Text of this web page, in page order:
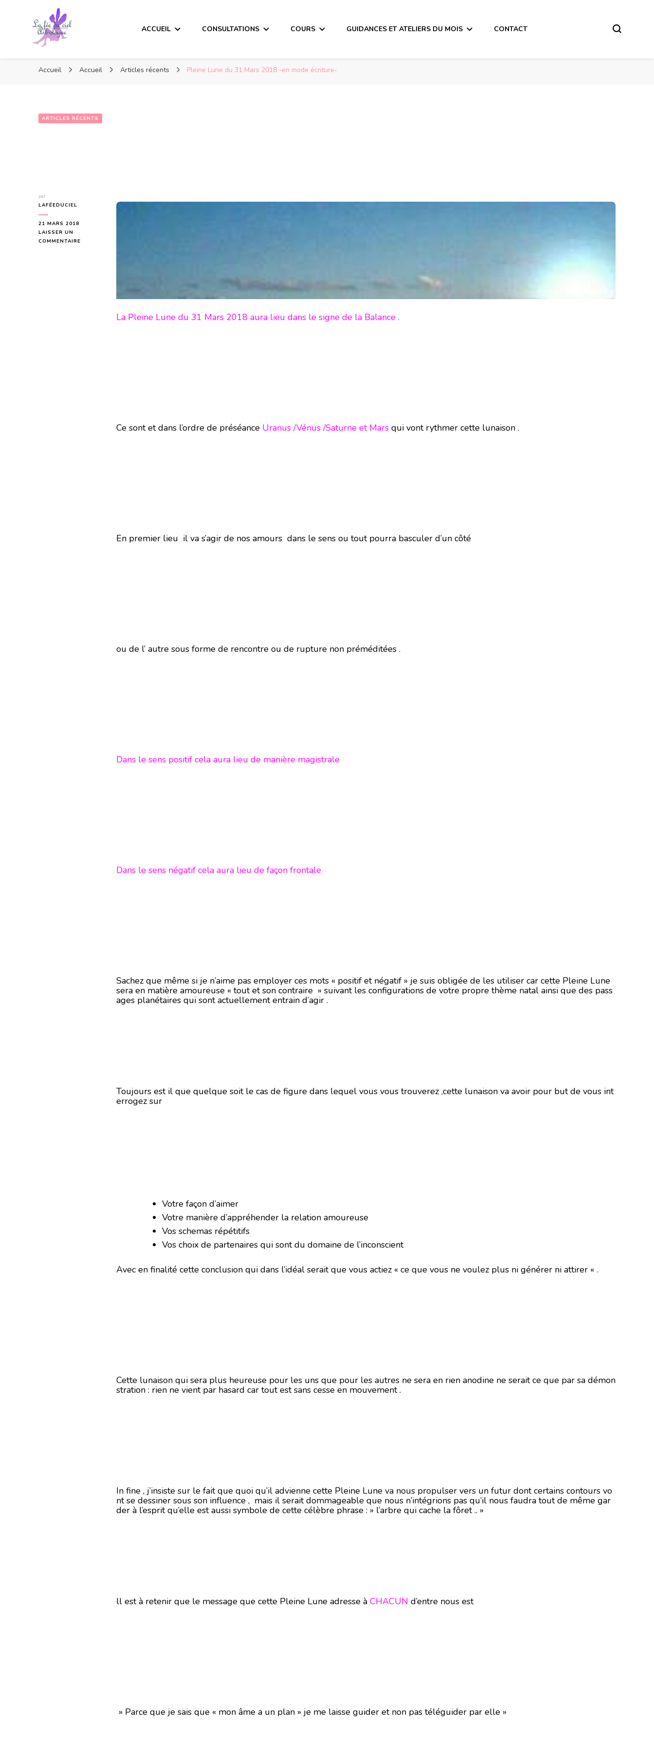
ACCUEIL CONSULTATIONS COURS GUIDANCES ET ATELIERS DU MOIS CONTACT
Accueil Accueil Articles récents Pleine Lune du 31 Mars 2018 -en mode écriture-
ARTICLES RÉCENTS
par
LAFÉEDUCIEL
21 MARS 2018
LAISSER UN
COMMENTAIRE
La Pleine Lune du 31 Mars 2018 aura lieu dans le signe de la Balance .
Ce sont et dans l’ordre de préséance Uranus /Vénus /Saturne et Mars qui vont rythmer cette lunaison .
En premier lieu il va s’agir de nos amours dans le sens ou tout pourra basculer d’un côté
ou de l’ autre sous forme de rencontre ou de rupture non préméditées .
Dans le sens positif cela aura lieu de manière magistrale
Dans le sens négatif cela aura lieu de façon frontale
Sachez que même si je n’aime pas employer ces mots « positif et négatif » je suis obligée de les utiliser car cette Pleine Lune
sera en matière amoureuse « tout et son contraire » suivant les configurations de votre propre thème natal ainsi que des pass
ages planétaires qui sont actuellement entrain d’agir .
Toujours est il que quelque soit le cas de figure dans lequel vous vous trouverez ,cette lunaison va avoir pour but de vous int
errogez sur
Votre façon d’aimer
Votre manière d’appréhender la relation amoureuse
Vos schemas répétitifs
Vos choix de partenaires qui sont du domaine de l’inconscient
Avec en finalité cette conclusion qui dans l’idéal serait que vous actiez « ce que vous ne voulez plus ni générer ni attirer « .
Cette lunaison qui sera plus heureuse pour les uns que pour les autres ne sera en rien anodine ne serait ce que par sa démon
stration : rien ne vient par hasard car tout est sans cesse en mouvement .
In fine , j’insiste sur le fait que quoi qu’il advienne cette Pleine Lune va nous propulser vers un futur dont certains contours vo
nt se dessiner sous son influence , mais il serait dommageable que nous n’intégrions pas qu’il nous faudra tout de même gar
der à l’esprit qu’elle est aussi symbole de cette célèbre phrase : » l’arbre qui cache la fôret .. »
ll est à retenir que le message que cette Pleine Lune adresse à CHACUN d’entre nous est
» Parce que je sais que « mon âme a un plan » je me laisse guider et non pas téléguider par elle »